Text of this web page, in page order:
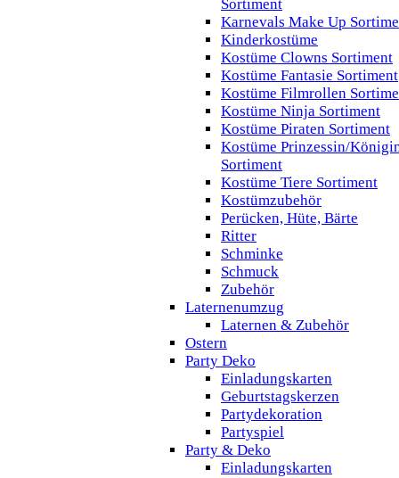
Sortiment
Karnevals Make Up
Kinderkostüme
Kostüme Clowns Sortiment
Kostüme Fantasie Sortiment
Kostüme Filmrollen
Kostüme Ninja Sortiment
Kostüme Piraten Sortiment
Kostüme Prinzessin/
Sortiment
Kostüme Tiere Sortiment
Kostümzubehör
Perücken, Hüte, Bärte
Ritter
Schminke
Schmuck
Zubehör
Laternenumzug
Laternen & Zubehör
Ostern
Party Deko
Einladungskarten
Geburtstagskerzen
Partydekoration
Partyspiel
Party & Deko
Einladungskarten